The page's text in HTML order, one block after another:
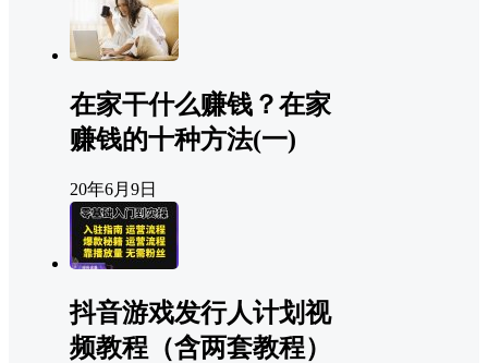
在家干什么赚钱？在家
赚钱的十种方法(一)
20年6月9日
抖音游戏发行人计划视
频教程（含两套教程）